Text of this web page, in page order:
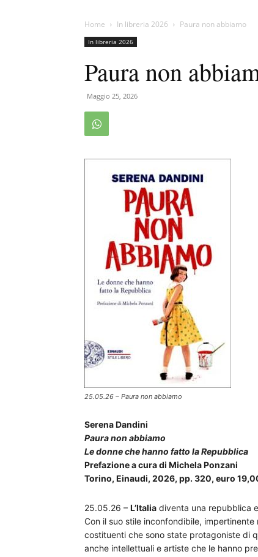
Home In libreria 2026 Paura non abbiamo
In libreria 2026
Paura non
Maggio 25, 2026
25.05.26 – Paura non abbiamo
Serena Dandini
Paura non abbiamo
Le donne che hanno fatto la Repubblica
Prefazione a cura di Michela Ponzani
Torino, Einaudi, 2026, pp. 320, euro
25.05.26 – L’Italia diventa una repubblica
Con il suo stile inconfondibile,
costituenti che sono state protagoniste di
anche intellettuali e artiste che le hanno